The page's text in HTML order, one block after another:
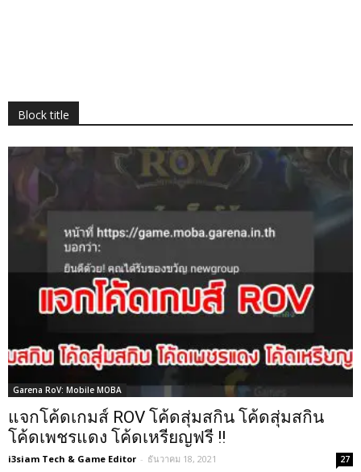
Block title
Garena RoV: Mobile MOBA
แจกโค้ดเกมส์ ROV โค้ดสุ่มสกิน โค้ดสุ่มสกิน
โค้ดเพชรแดง โค้ดเหรียญฟรี !!
i3siam Tech & Game Editor - ธันวาคม 18, 2021 27